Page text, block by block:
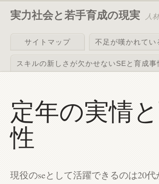
実力社会と若手育成の現実 人
サイトマップ 不足が嘆かれてい
スキルの新しさが欠かせないSEと育成事
定年の実情
性
現役のseとして活躍できるのは20